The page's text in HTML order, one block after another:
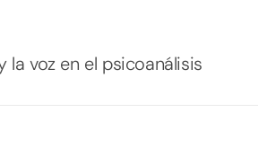
la voz en el psicoanálisis